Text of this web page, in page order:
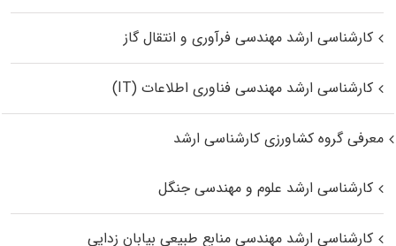
کارشناسی ارشد مهندسی فرآوری و انتقال گاز
کارشناسی ارشد مهندسی فناوری اطلاعات (IT)
معرفی گروه کشاورزی کارشناسی ارشد
کارشناسی ارشد علوم و مهندسی جنگل
کارشناسی ارشد مهندسی منابع طبیعی بیابان زدایی